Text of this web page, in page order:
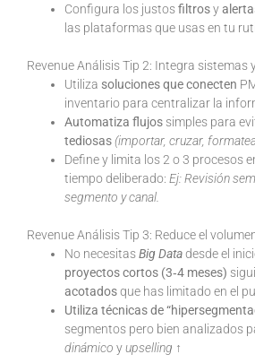
Configura los justosfiltrosy
las plataformas que usas en tu
Revenue Análisis Tip 2: Integra sistemas
Utiliza soluciones que conecten
inventario para centralizar la
Automatiza flujos simples para
tediosas(importar, cruzar,
Define y limita los 2 o 3 procesos
tiempo deliberado: Ej: Revisión
segmento y canal.
Revenue Análisis Tip 3: Reduce el
No necesitasBig Datadesde el
proyectos cortos (3‑4 meses)
acotadosque has limitado en el
Utiliza técnicas de
segmentos pero bien analizados
dinámico yupselling ↑